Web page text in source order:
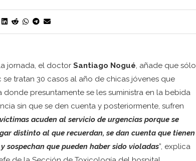
jornada, el doctor Santiago Nogué, añade que sólo
se tratan 30 casos al año de chicas jóvenes que
donde presuntamente se les suministra en la bebida
sin que se den cuenta y posteriormente, sufren
acuden al servicio de urgencias porque se
distinto al que recuerdan, se dan cuenta que tienen
sospechan que pueden haber sido violadas”, explica